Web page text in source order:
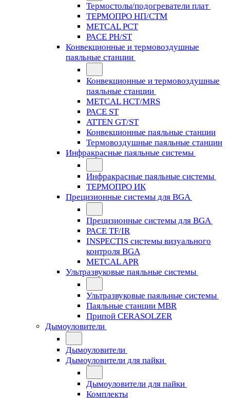
Термостолы/подогреватели плат
ТЕРМОПРО НП/СТМ
METCAL PCT
PACE PH/ST
Конвекционные и термовоздушные
паяльные станции
Конвекционные и термовоздушные
паяльные станции
METCAL HCT/MRS
PACE ST
ATTEN GT/ST
Конвекционные паяльные станции
Термовоздушные паяльные станции
Инфракрасные паяльные системы
Инфракрасные паяльные системы
ТЕРМОПРО ИК
Прецизионные системы для BGA
Прецизионные системы для BGA
PACE TF/IR
INSPECTIS системы визуального
контроля BGA
METCAL APR
Ультразвуковые паяльные системы
Ультразвуковые паяльные системы
Паяльные станции MBR
Припой CERASOLZER
Дымоуловители
Дымоуловители
Дымоуловители для пайки
Дымоуловители для пайки
Комплекты